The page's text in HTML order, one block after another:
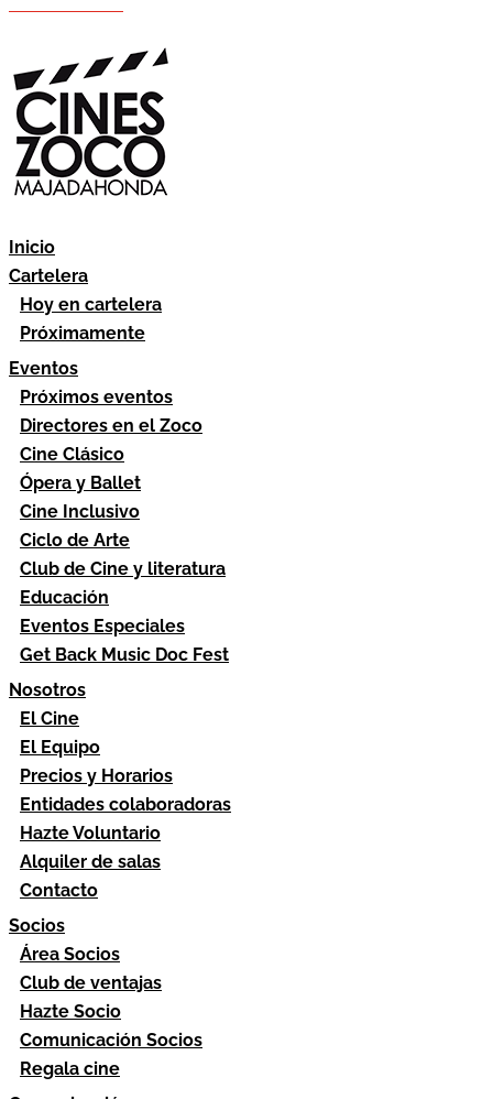
Inicio
Cartelera
Hoy en cartelera
Próximamente
Eventos
Próximos eventos
Directores en el Zoco
Cine Clásico
Ópera y Ballet
Cine Inclusivo
Ciclo de Arte
Club de Cine y literatura
Educación
Eventos Especiales
Get Back Music Doc Fest
Nosotros
El Cine
El Equipo
Precios y Horarios
Entidades colaboradoras
Hazte Voluntario
Alquiler de salas
Contacto
Socios
Área Socios
Club de ventajas
Hazte Socio
Comunicación Socios
Regala cine